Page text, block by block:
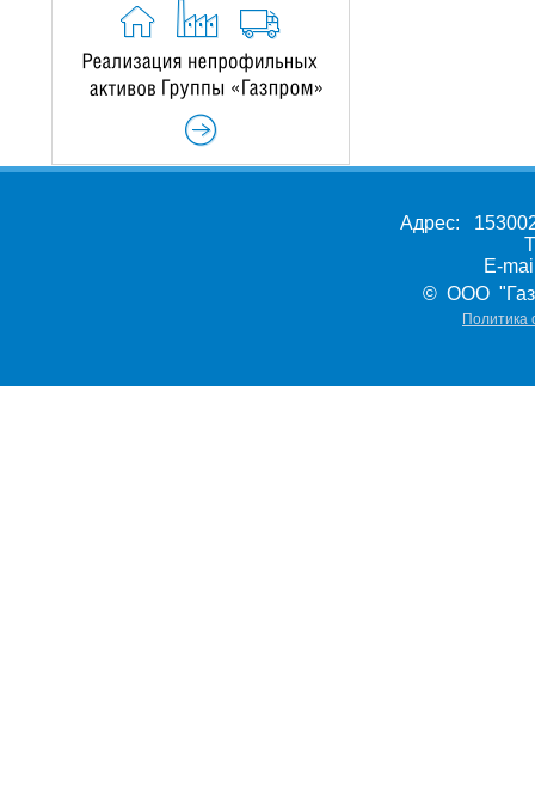
Адрес:
E-
© ООО
Политика